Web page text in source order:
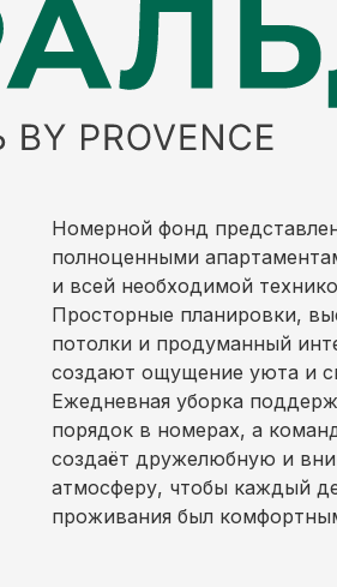
Номерной фонд
полноценными
и всей необходимой
Просторные планировки,
потолки и продуманный
создают ощущение уюта и
Ежедневная уборка
порядок в номерах, а
создаёт дружелюбную и
атмосферу, чтобы каждый
проживания был